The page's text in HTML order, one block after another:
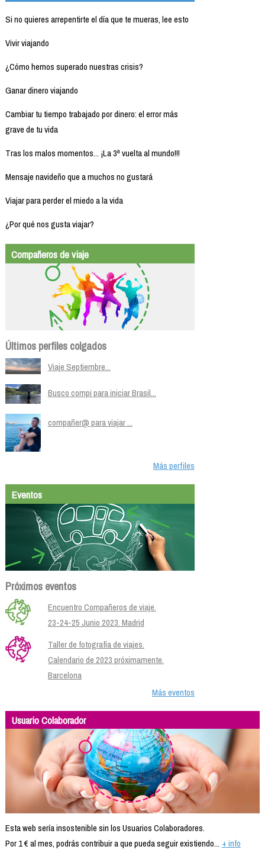
Si no quieres arrepentirte el día que te mueras, lee esto
Vivir viajando
¿Cómo hemos superado nuestras crisis?
Ganar dinero viajando
Cambiar tu tiempo trabajado por dinero: el error más
grave de tu vida
Tras los malos momentos... ¡La 3ª vuelta al mundo!!!
Mensaje navideño que a muchos no gustará
Viajar para perder el miedo a la vida
¿Por qué nos gusta viajar?
Compañeros de viaje
Últimos perfiles colgados
Viaje Septiembre...
Busco compi para iniciar Brasil...
compañer@ para viajar ...
Más perfiles
Eventos
Próximos eventos
Encuentro Compañeros de viaje.
23-24-25 Junio 2023. Madrid
Taller de fotografía de viajes.
Calendario de 2023 próximamente.
Barcelona
Más eventos
Usuario Colaborador
Esta web sería insostenible sin los Usuarios Colaboradores.
Por 1 € al mes, podrás contribuir a que pueda seguir existiendo... + info